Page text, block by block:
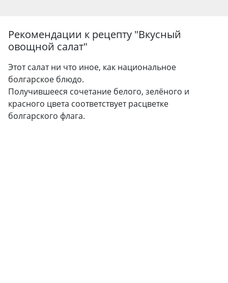
Рекомендации к рецепту "Вкусный
овощной салат"
Этот салат ни что иное, как национальное
болгарское блюдо.
Получившееся сочетание белого, зелёного и
красного цвета соответствует расцветке
болгарского флага.